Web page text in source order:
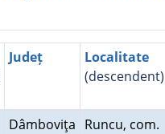
Județ
Localitate
(descendent)
Dâmboviţa Runcu, com.